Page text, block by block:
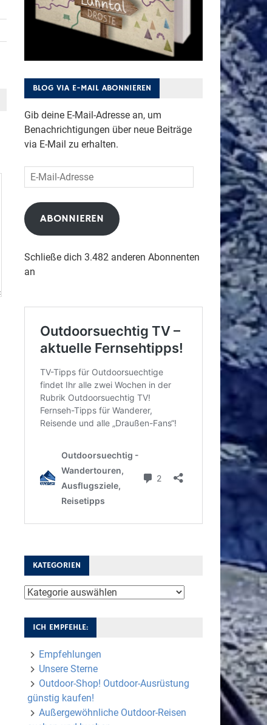
BLOG VIA E-MAIL ABONNIEREN
Gib deine E-Mail-Adresse an, um
Benachrichtigungen über neue Beiträge
via E-Mail zu erhalten.
E-
Mail-
Adresse
ABONNIEREN
Schließe dich 3.482 anderen Abonnenten
an
KATEGORIEN
Kategorien
ICH EMPFEHLE:
Empfehlungen
Unsere Sterne
Outdoor-Shop! Outdoor-Ausrüstung
günstig kaufen!
Außergewöhnliche Outdoor-Reisen